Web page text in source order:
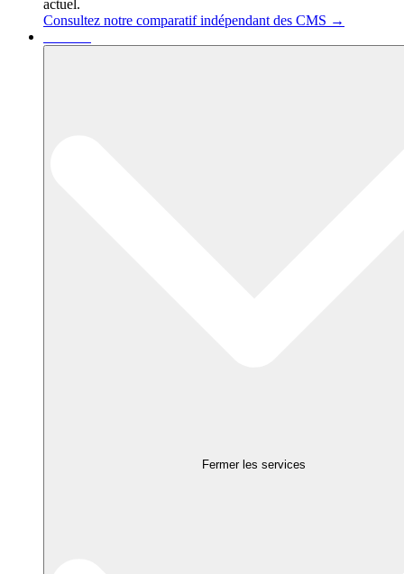
actuel.
Consultez notre comparatif indépendant des CMS →
Fermer les services